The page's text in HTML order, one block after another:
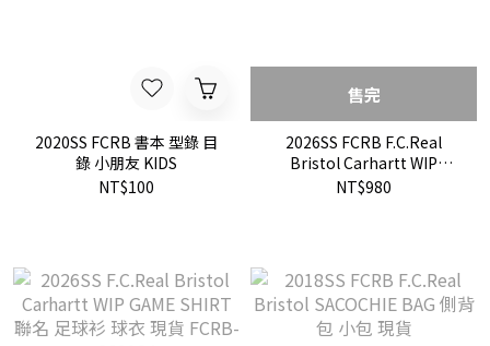
2020SS FCRB 書本 型錄 目
錄 小朋友 KIDS
NT$100
售完
2026SS FCRB F.C.Real
Bristol Carhartt WIP
RUBBER DUCK 聯名 足球
NT$980